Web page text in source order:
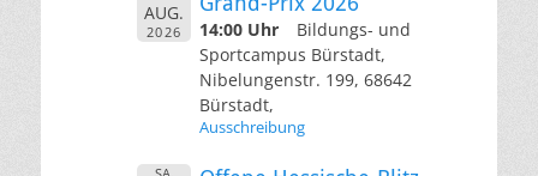
AUG.
2026 14:00 Uhr
Bildungs- und
Sportcampus Bürstadt,
Nibelungenstr. 199, 68642
Bürstadt,
Ausschreibung